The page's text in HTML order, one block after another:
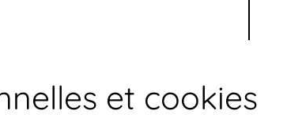
et cookies